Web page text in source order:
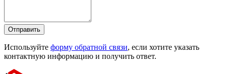
Отправить
Используйте форму обратной связи, если хотите указать
контактную информацию и получить ответ.